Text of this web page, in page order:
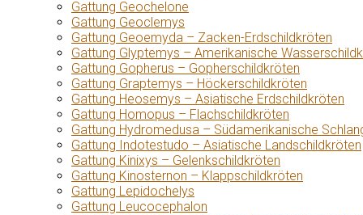
Gattung Geochelone
Gattung Geoclemys
Gattung Geoemyda – Zacken-Erdschildkröten
Gattung Glyptemys – Amerikanische
Gattung Gopherus – Gopherschildkröten
Gattung Graptemys – Höckerschildkröten
Gattung Heosemys – Asiatische Erdschildkröten
Gattung Homopus – Flachschildkröten
Gattung Hydromedusa – Südamerikanische
Gattung Indotestudo – Asiatische Landschildkröten
Gattung Kinixys – Gelenkschildkröten
Gattung Kinosternon – Klappschildkröten
Gattung Lepidochelys
Gattung Leucocephalon